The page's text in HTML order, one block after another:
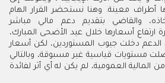
معينة. وهنا نستحضر القرار الهام
والقاضي بتقديم دعم مالي مباشر
ارتفاع أسعارها خلال عيد الأضحى المبارك،
دخلت جيوب المستوردين، لكن أسعار
مستويات قياسية غير مسبوقة، وبالتالي
المالية العمومية، لم يكن له أي أثر لفائدة